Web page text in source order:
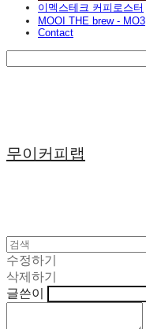
이멕스테크 커피로스터
MOOI THE brew - MO3
Contact
무이커피랩
수정하기
삭제하기
글쓴이